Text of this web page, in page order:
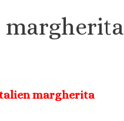
margherita
margherita